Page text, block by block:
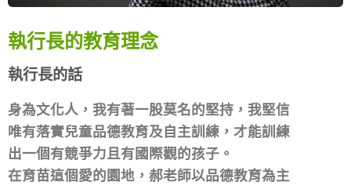
執行長的教育理念
執行長的話
身為文化人，我有著一股莫名的堅持，我堅信
唯有落實兒童品德教育及自主訓練，才能訓練
出一個有競爭力且有國際觀的孩子。
在育苗這個愛的園地，郝老師以品德教育為主